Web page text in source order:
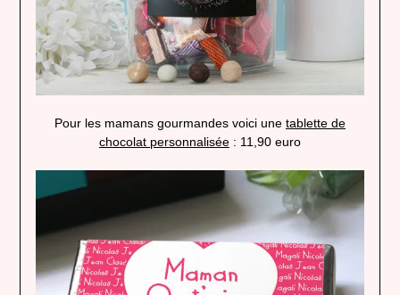
Pour les mamans gourmandes voici une tablette de
chocolat personnalisée : 11,90 euro